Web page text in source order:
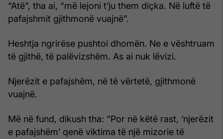
“Atë”, tha ai, “më lejoni t’ju them diçka. Në luftë të
pafaj­shmit gjithmonë vuajnë”.
Heshtja ngrirëse pushtoi dhomën. Ne e vështruam
të gjithë, të palëvizshëm. As ai nuk lëvizi.
Njerëzit e pafajshëm, në të vërtetë, gjithmonë
vuajnë.
Më në fund, dikush tha: “Por në këtë rast, ‘njerëzit
e pafaj­shëm’ qenë viktima të një mizorie të